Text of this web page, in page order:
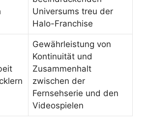
Universums treu der
Halo-Franchise
Gewährleistung von
Kontinuität und
Zusammenhalt
zwischen der
Fernsehserie und den
Videospielen